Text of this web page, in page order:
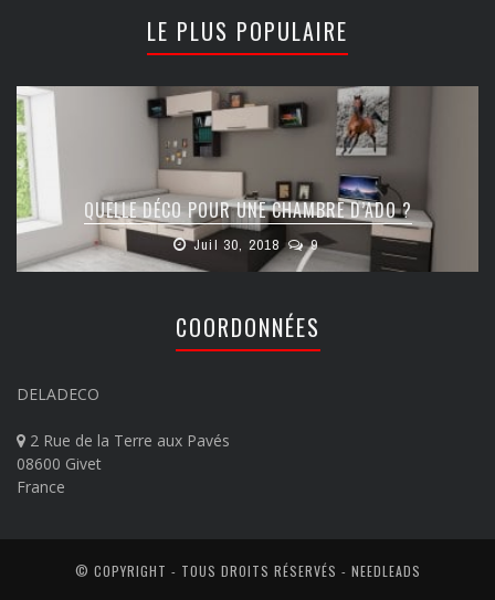
LE PLUS POPULAIRE
QUELLE DÉCO POUR UNE CHAMBRE D’ADO ?
Juil 30, 2018 9
COORDONNÉES
DELADECO
2 Rue de la Terre aux Pavés
08600 Givet
France
© COPYRIGHT - TOUS DROITS RÉSERVÉS - NEEDLEADS